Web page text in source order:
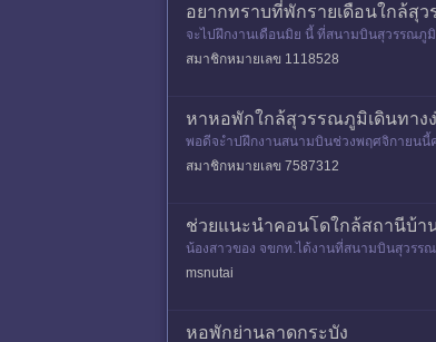
อยากทราบที่พักรายเดือนใกล้สุ
จะไปฝึกงานเดือนมิย นี้ ที่สนามบินสุวรรณภู
สมาชิกหมายเลข 1118528
หาหอพักใกล้สุวรรณภูมิเดินทาง
พอดีจะำปฝึกงานสนามบินช่วงพฤศจิกายนนี้
สมาชิกหมายเลข 7587312
ช่วยแนะนำคอนโดใกล้สถานีบ้า
น้องสาวของ จขกท.ได้งานที่สนามบินสุวรร
กระบัง หรือถ้านั่งรถส
msnutai
หอพักย่านลาดกระบัง